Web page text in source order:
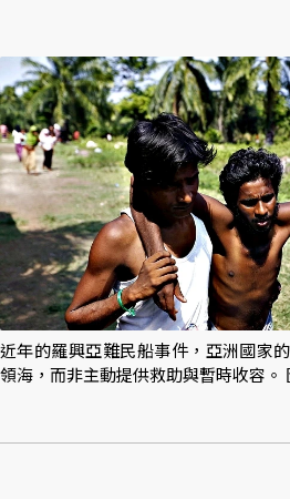
近年的羅興亞難民船事件，亞洲國家
領海，而非主動提供救助與暫時收容。